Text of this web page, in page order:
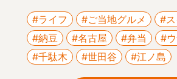
#ライフ #ご当地グルメ #
#納豆
#名古屋 #弁当 #
#千駄木
#世田谷 #江ノ島